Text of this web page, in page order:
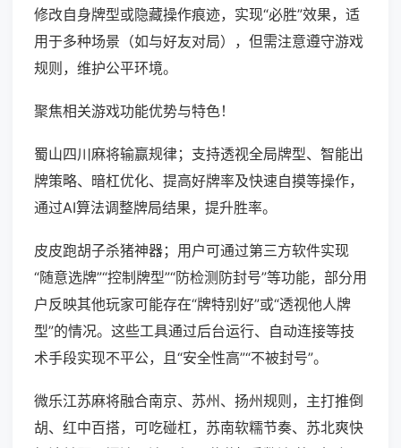
修改自身牌型或隐藏操作痕迹，实现“必胜”效果，适
用于多种场景（如与好友对局），但需注意遵守游戏
规则，维护公平环境。
聚焦相关游戏功能优势与特色！
蜀山四川麻将输赢规律；支持透视全局牌型、智能出
牌策略、暗杠优化、提高好牌率及快速自摸等操作，
通过AI算法调整牌局结果，提升胜率。
皮皮跑胡子杀猪神器；用户可通过第三方软件实现
“随意选牌”“控制牌型”“防检测防封号”等功能，部分用
户反映其他玩家可能存在“牌特别好”或“透视他人牌
型”的情况。这些工具通过后台运行、自动连接等技
术手段实现不平公，且“安全性高”“不被封号”。
微乐江苏麻将融合南京、苏州、扬州规则，主打推倒
胡、红中百搭，可吃碰杠，苏南软糯节奏、苏北爽快